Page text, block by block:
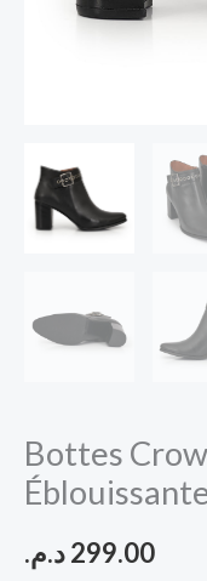
Bottes
299.00د.م.